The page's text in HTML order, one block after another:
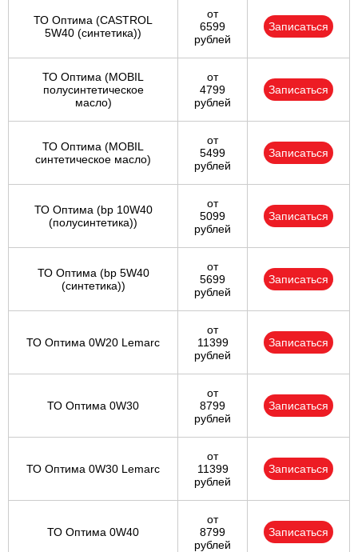
ТО Оптима (CASTROL
5W40 (синтетика))
от
6599
рублей
Записаться
ТО Оптима (MOBIL
полусинтетическое
масло)
от
4799
рублей
Записаться
ТО Оптима (MOBIL
синтетическое масло)
от
5499
рублей
Записаться
ТО Оптима (bp 10W40
(полусинтетика))
от
5099
рублей
Записаться
ТО Оптима (bp 5W40
(синтетика))
от
5699
рублей
Записаться
ТО Оптима 0W20 Lemarc
от
11399
рублей
Записаться
ТО Оптима 0W30
от
8799
рублей
Записаться
ТО Оптима 0W30 Lemarc
от
11399
рублей
Записаться
ТО Оптима 0W40
от
8799
рублей
Записаться